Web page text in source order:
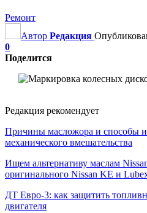
Ремонт
Автор Редакция
0
Поделится
Редакция рекомендует
Причины масложора и способы
механического вмешательства
Ищем альтернативу маслам
оригинального Nissan KE и
ДТ Евро-3: как защитить
двигателя